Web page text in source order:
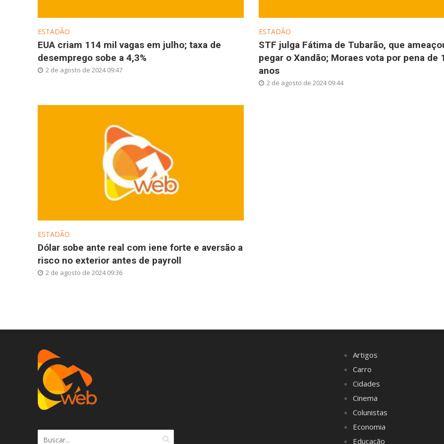
ESTADÃO
EUA criam 114 mil vagas em julho; taxa de
desemprego sobe a 4,3%
2 de agosto de 2024 09:47
ESTADÃO
STF julga Fátima de Tubarão, que
pegar o Xandão; Moraes vota por pena de
anos
2 de agosto de 2024 09:44
ESTADÃO
Dólar sobe ante real com iene forte e aversão a
risco no exterior antes de payroll
2 de agosto de 2024 09:36
Artigos
Carro
Cidades
Cinema
Colunistas
Economia
Educação